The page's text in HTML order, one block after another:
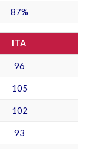
87%
ITA
96
105
102
93